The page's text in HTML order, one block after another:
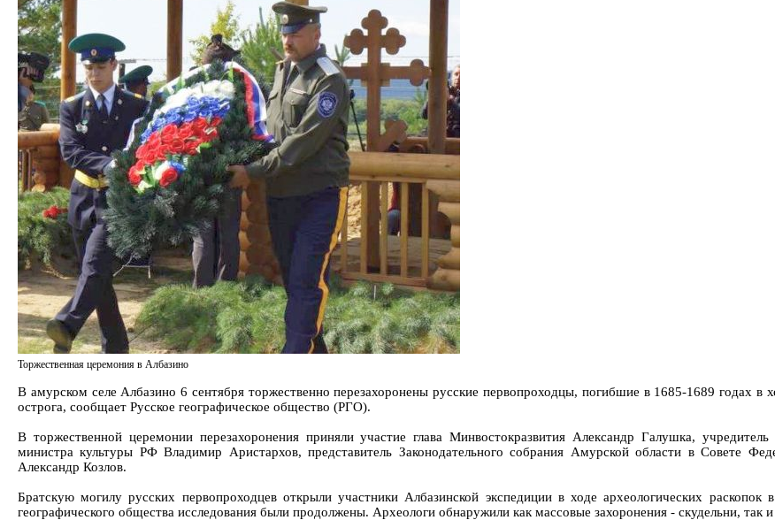
Торжественная церемония в Албазино
В амурском селе Албазино 6 сентября торжественно перезахоронены русские первопроходцы, погибшие в 1685-1689 годах в
острога, сообщает Русское географическое общество (РГО).
В торжественной церемонии перезахоронения приняли участие глава Минвостокразвития Александр Галушка,
министра культуры РФ Владимир Аристархов, представитель Законодательного собрания Амурской области в Совете
Александр Козлов.
Братскую могилу русских первопроходцев открыли участники Албазинской экспедиции в ходе археологических
географического общества исследования были продолжены. Археологи обнаружили как массовые захоронения - скудельни, так